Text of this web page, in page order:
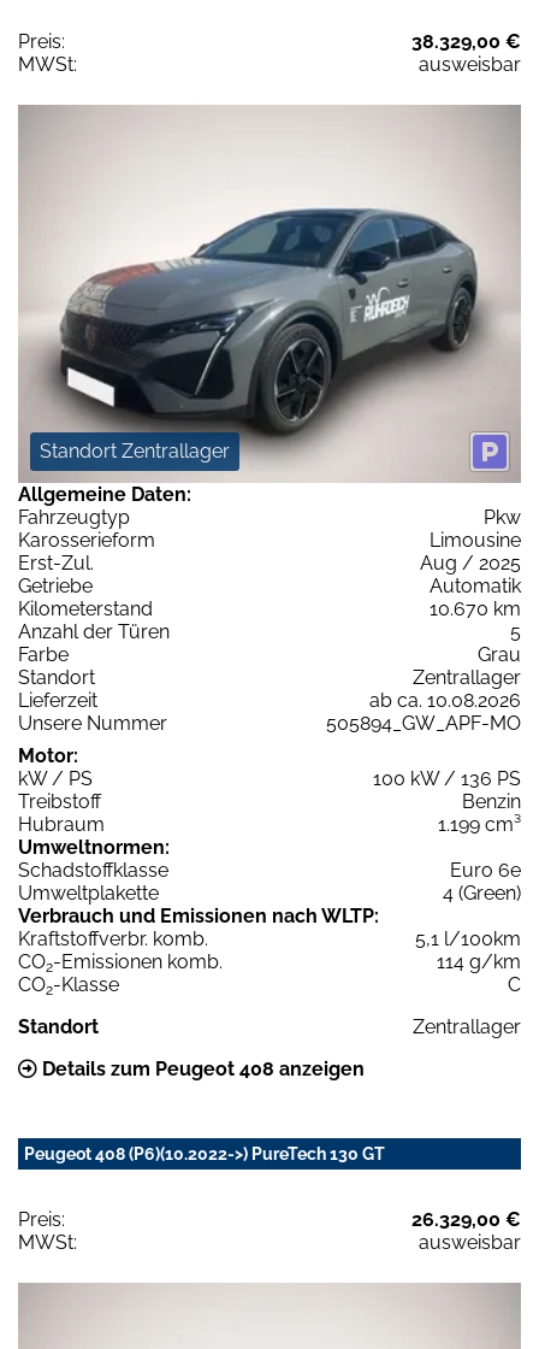
Preis:
38.329,00 €
MWSt:
ausweisbar
Standort Zentrallager
Allgemeine Daten:
Fahrzeugtyp
Pkw
Karosserieform
Limousine
Erst-Zul.
Aug / 2025
Getriebe
Automatik
Kilometerstand
10.670 km
Anzahl der Türen
5
Farbe
Grau
Standort
Zentrallager
Lieferzeit
ab ca. 10.08.2026
Unsere Nummer
505894_GW_APF-MO
Motor:
kW / PS
100 kW / 136 PS
Treibstoff
Benzin
Hubraum
1.199 cm³
Umweltnormen:
Schadstoffklasse
Euro 6e
Umweltplakette
4 (Green)
Verbrauch und Emissionen nach WLTP:
Kraftstoffverbr. komb.
5,1 l/100km
CO2-Emissionen komb.
114 g/km
CO2-Klasse
C
Standort
Zentrallager
Details zum Peugeot 408 anzeigen
Peugeot 408 (P6)(10.2022->) PureTech 130 GT
Preis:
26.329,00 €
MWSt:
ausweisbar